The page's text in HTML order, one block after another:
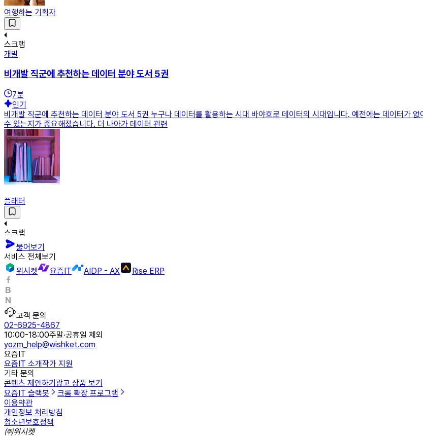
여행하는 기획자
스크랩
개발
비개발 직군에 추천하는 데이터 분야 도서 5권
7분
인기
비개발 직군에 추천하는 데이터 분야 도서 5권 누구나 데이터를 활용하는 시대 바야흐로 데이터의 시대입니다. 예전에는 데이터가
수 있는지가 중요해졌습니다. 더 나아가 데이터 관련
플래터
스크랩
물어보기
서비스 전체보기
위시켓
요즘IT AIDP - AX Rise ERP
고객 문의
02-6925-4867
10:00-18:00주말·공휴일 제외
yozm_help@wishket.com
요즘IT
요즘IT 소개작가 지원
기타 문의
콘텐츠 제안하기 광고 상품 보기
요즘IT 슬랙봇
크롬 확장 프로그램
이용약관
개인정보 처리방침
청소년보호정책
㈜위시켓